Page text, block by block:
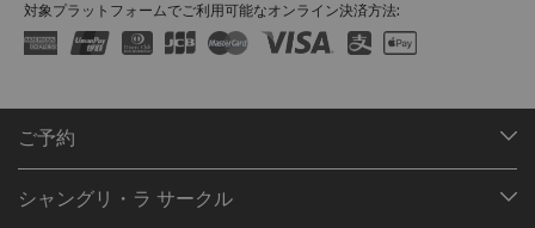
対象プラットフォームでご利用可能なオンライン決済方法:
ご予約
ご予約の検索
シャングリ・ラ サークル